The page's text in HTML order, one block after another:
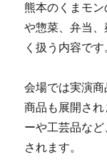
熊本のくまモ
や惣菜、弁当
く扱う内容です
会場では実演
商品も展開さ
ーや工芸品な
されます。